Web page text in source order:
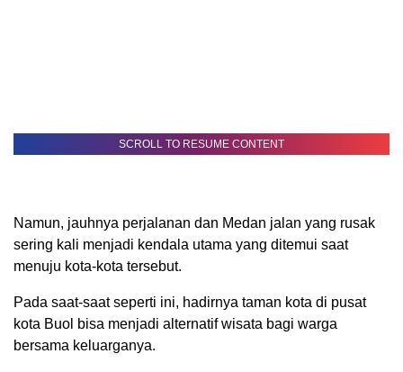
SCROLL TO RESUME CONTENT
Namun, jauhnya perjalanan dan Medan jalan yang rusak
sering kali menjadi kendala utama yang ditemui saat
menuju kota-kota tersebut.
Pada saat-saat seperti ini, hadirnya taman kota di pusat
kota Buol bisa menjadi alternatif wisata bagi warga
bersama keluarganya.